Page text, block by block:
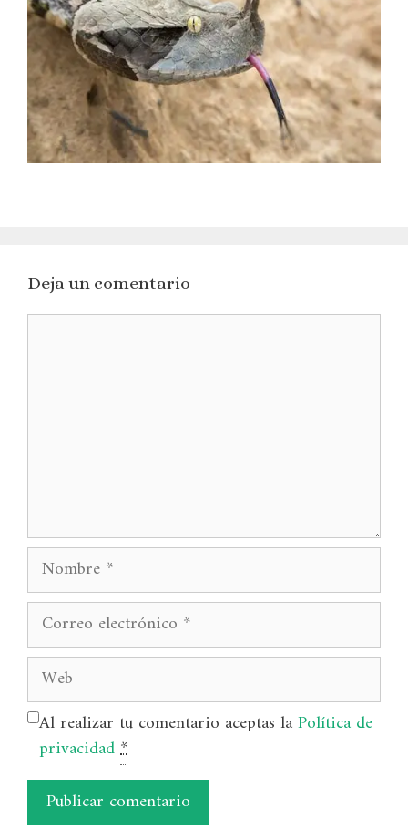
Deja un comentario
Nombre
Correo
electrónico
Web
Al realizar tu comentario aceptas laPolítica de
privacidad*